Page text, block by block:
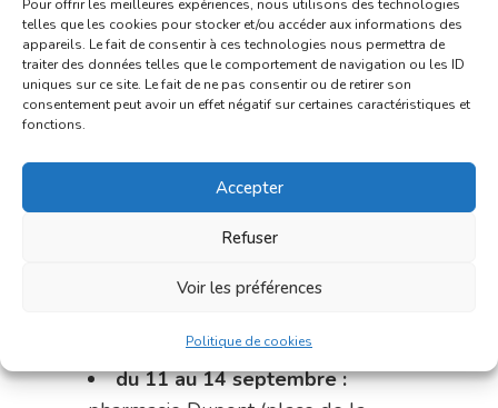
Pour offrir les meilleures expériences, nous utilisons des technologies
telles que les cookies pour stocker et/ou accéder aux informations des
appareils. Le fait de consentir à ces technologies nous permettra de
traiter des données telles que le comportement de navigation ou les ID
uniques sur ce site. Le fait de ne pas consentir ou de retirer son
consentement peut avoir un effet négatif sur certaines caractéristiques et
fonctions.
Accepter
Refuser
Voir les préférences
Politique de cookies
du 21 au 28 août :pharmacie
Dupont (place de la République)
du 28 au 31 août :pharmacie
Bonnemaire (rue Saint-Jacques)
Du 31 août au 4 septembre :
pharmacie Charignon-Dumas (La
pharmacie Carnus (rue Marcellin-
du 11 au 14 septembre :